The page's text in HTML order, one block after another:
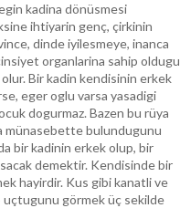
kadina dönüsmesi
ihtiyarin genç, çirkinin
dinde iyilesmeye, inanca
organlarina sahip oldugu
Bir kadin kendisinin erkek
eger oglu varsa yasadigi
dogurmaz. Bazen bu rüya
münasebette bulundugunu
bir kadinin erkek olup, bir
demektir. Kendisinde bir
hayirdir. Kus gibi kanatli ve
görmek üç sekilde